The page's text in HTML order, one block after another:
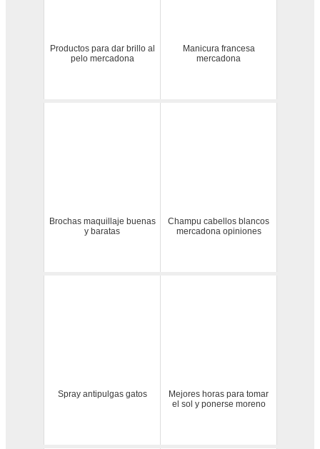
Productos para dar brillo al
pelo mercadona
Manicura francesa
mercadona
Brochas maquillaje buenas
y baratas
Champu cabellos blancos
mercadona opiniones
Spray antipulgas gatos
Mejores horas para tomar
el sol y ponerse moreno